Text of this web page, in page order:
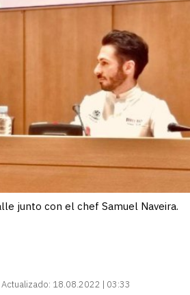
junto con el chef Samuel Naveira.
Actualizado: 18.08.2022 | 03:33